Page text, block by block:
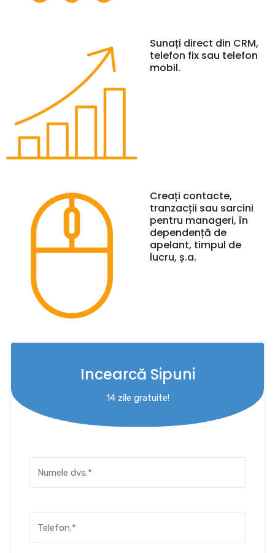
Sunați direct din CRM,
telefon fix sau telefon
mobil.
Creați contacte,
tranzacții sau sarcini
pentru manageri, în
dependență de
apelant, timpul de
lucru, ș.a.
Incearcă Sipuni
14 zile gratuite!